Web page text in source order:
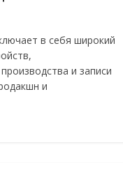
в себя широкий
и записи
и